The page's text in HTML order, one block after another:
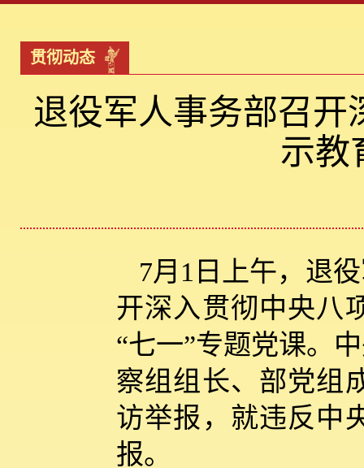
贯彻动态
退役军人事务部召开
示教
7月1日上午，退
开深入贯彻中央八
“七一”专题党课。
察组组长、部党组
访举报，就违反中
报。